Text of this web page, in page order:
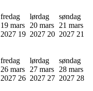
fredag
19 mars
2027 19
lørdag
20 mars
2027 20
søndag
21 mars
2027 21
fredag
26 mars
2027 26
lørdag
27 mars
2027 27
søndag
28 mars
2027 28